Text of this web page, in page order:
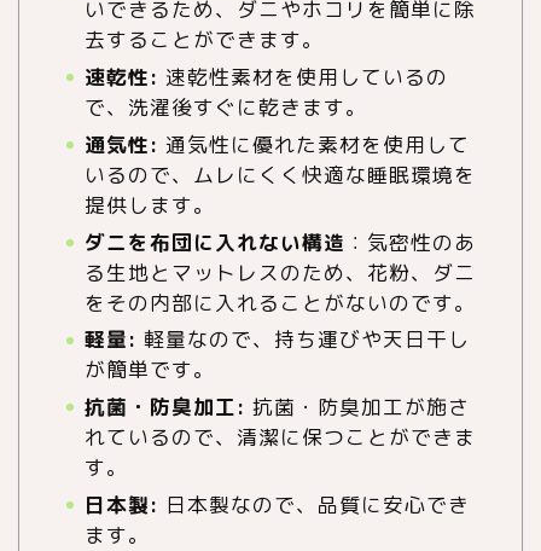
いできるため、ダニやホコリを簡単に除
去することができます。
速乾性: 速乾性素材を使用しているの
で、洗濯後すぐに乾きます。
通気性: 通気性に優れた素材を使用して
いるので、ムレにくく快適な睡眠環境を
提供します。
ダニを布団に入れない構造 ：気密性のあ
る生地とマットレスのため、花粉、ダニ
をその内部に入れることがないのです。
軽量: 軽量なので、持ち運びや天日干し
が簡単です。
抗菌・防臭加工: 抗菌・防臭加工が施さ
れているので、清潔に保つことができま
す。
日本製: 日本製なので、品質に安心でき
ます。